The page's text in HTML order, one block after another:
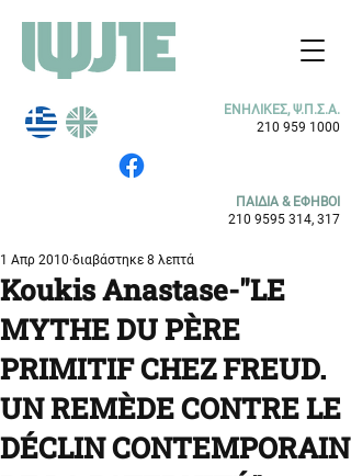
ΕΝΗΛΙΚΕΣ, Ψ.Π.Σ.Α.
210 959 1000
ΠΑΙΔΙΑ & ΕΦΗΒΟΙ
210 9595 314, 317
Koukis Anastase-"LE
MYTHE DU PÈRE
PRIMITIF CHEZ FREUD.
UN REMÈDE CONTRE LE
DÉCLIN CONTEMPORAIN
1 Απρ 2010 διαβάστηκε 8 λεπτά